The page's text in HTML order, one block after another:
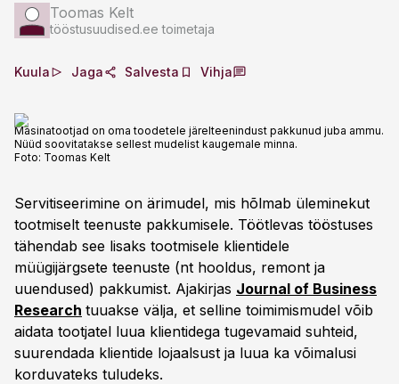
Toomas Kelt
tööstusuudised.ee toimetaja
Kuula Jaga Salvesta Vihja
Masinatootjad on oma toodetele järelteenindust pakkunud juba ammu.
Nüüd soovitatakse sellest mudelist kaugemale minna.
Foto: Toomas Kelt
Servitiseerimine on ärimudel, mis hõlmab üleminekut
tootmiselt teenuste pakkumisele. Töötlevas tööstuses
tähendab see lisaks tootmisele klientidele
müügijärgsete teenuste (nt hooldus, remont ja
uuendused) pakkumist. Ajakirjas Journal of Business
Research tuuakse välja, et selline toimimismudel võib
aidata tootjatel luua klientidega tugevamaid suhteid,
suurendada klientide lojaalsust ja luua ka võimalusi
korduvateks tuludeks.